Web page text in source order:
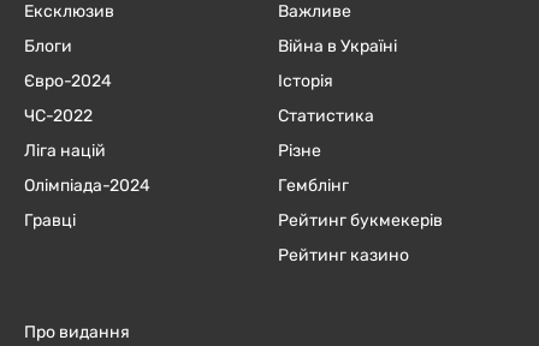
Ексклюзив
Блоги
Євро-2024
ЧC-2022
Ліга націй
Олімпіада-2024
Гравці
Важливе
Війна в Україні
Історія
Статистика
Різне
Гемблінг
Рейтинг букмекерів
Рейтинг казино
Про видання